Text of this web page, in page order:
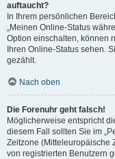
auftaucht?
In Ihrem persönlichen
„Meinen Online-Status
Option einschalten, können
Ihren Online-Status sehen.
gezählt.
Nach oben
Die Forenuhr geht falsch!
Möglicherweise entspricht
diesem Fall sollten Sie im
Zeitzone (Mitteleuropäische
von registrierten Benutzern